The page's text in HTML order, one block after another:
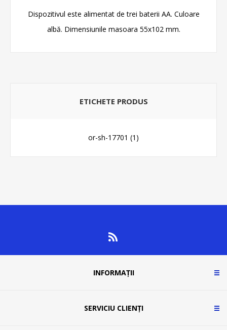
Dispozitivul este alimentat de trei baterii AA. Culoare
albă. Dimensiunile masoara 55x102 mm.
ETICHETE PRODUS
or-sh-17701 (1)
INFORMAȚII
SERVICIU CLIENȚI